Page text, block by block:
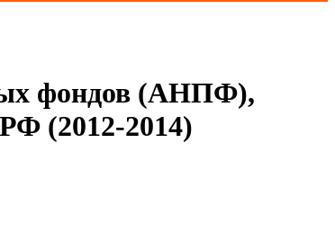
фондов (АНПФ),
(2012-2014)